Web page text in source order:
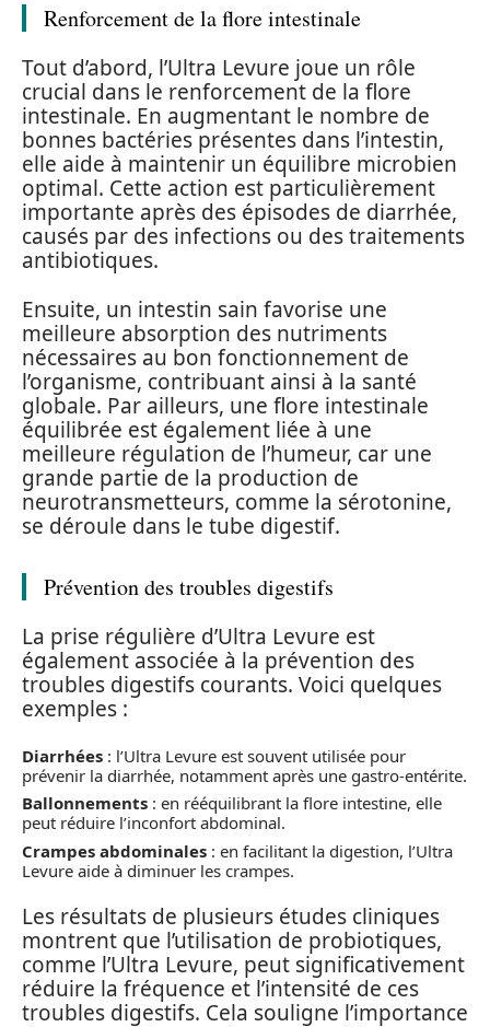
Renforcement de la flore intestinale
Tout d’abord, l’Ultra Levure joue un rôle
crucial dans le renforcement de la flore
intestinale. En augmentant le nombre de
bonnes bactéries présentes dans l’intestin,
elle aide à maintenir un équilibre microbien
optimal. Cette action est particulièrement
importante après des épisodes de diarrhée,
causés par des infections ou des traitements
antibiotiques.
Ensuite, un intestin sain favorise une
meilleure absorption des nutriments
nécessaires au bon fonctionnement de
l’organisme, contribuant ainsi à la santé
globale. Par ailleurs, une flore intestinale
équilibrée est également liée à une
meilleure régulation de l’humeur, car une
grande partie de la production de
neurotransmetteurs, comme la sérotonine,
se déroule dans le tube digestif.
Prévention des troubles digestifs
La prise régulière d’Ultra Levure est
également associée à la prévention des
troubles digestifs courants. Voici quelques
exemples :
Diarrhées : l’Ultra Levure est souvent utilisée pour
prévenir la diarrhée, notamment après une gastro-entérite.
Ballonnements : en rééquilibrant la flore intestine, elle
peut réduire l’inconfort abdominal.
Crampes abdominales : en facilitant la digestion, l’Ultra
Levure aide à diminuer les crampes.
Les résultats de plusieurs études cliniques
montrent que l’utilisation de probiotiques,
comme l’Ultra Levure, peut significativement
réduire la fréquence et l’intensité de ces
troubles digestifs. Cela souligne l’importance